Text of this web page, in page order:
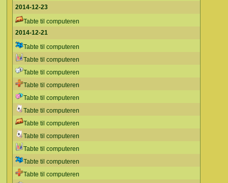
2014-12-23
Tabte til computeren
2014-12-21
Tabte til computeren
Tabte til computeren
Tabte til computeren
Tabte til computeren
Tabte til computeren
Tabte til computeren
Tabte til computeren
Tabte til computeren
Tabte til computeren
Tabte til computeren
Tabte til computeren